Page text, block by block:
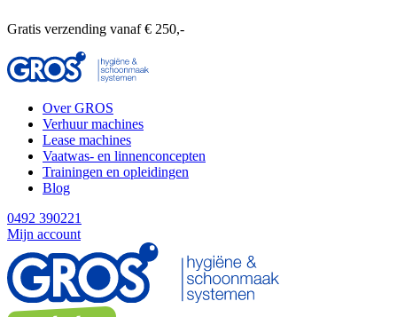
Gratis verzending vanaf € 250,-
Over GROS
Verhuur machines
Lease machines
Vaatwas- en linnenconcepten
Trainingen en opleidingen
Blog
0492 390221
Mijn account